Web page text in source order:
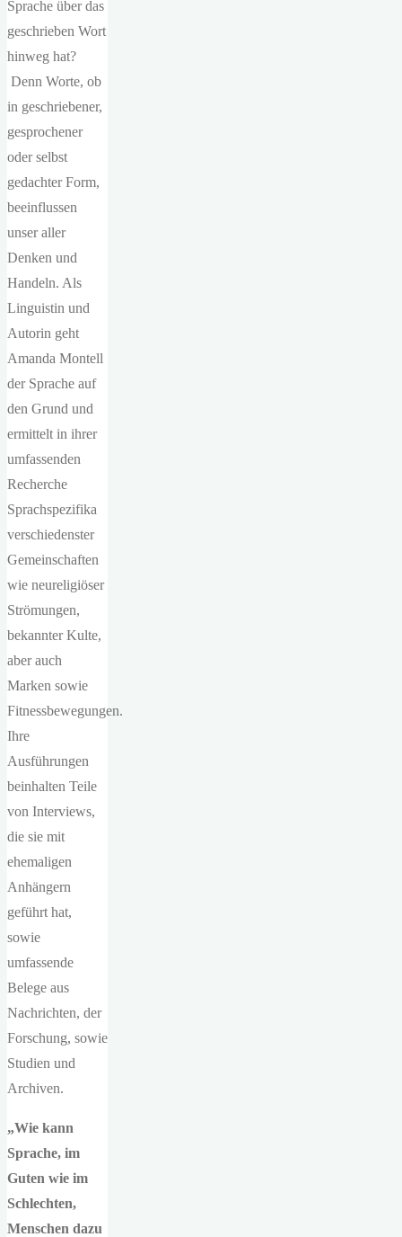
Sprache über das
geschrieben Wort
hinweg hat?
Denn Worte, ob
in geschriebener,
gesprochener
oder selbst
gedachter Form,
beeinflussen
unser aller
Denken und
Handeln. Als
Linguistin und
Autorin geht
Amanda Montell
der Sprache auf
den Grund und
ermittelt in ihrer
umfassenden
Recherche
Sprachspezifika
verschiedenster
Gemeinschaften
wie neureligiöser
Strömungen,
bekannter Kulte,
aber auch
Marken sowie
Fitnessbewegungen.
Ihre
Ausführungen
beinhalten Teile
von Interviews,
die sie mit
ehemaligen
Anhängern
geführt hat,
sowie
umfassende
Belege aus
Nachrichten, der
Forschung, sowie
Studien und
Archiven.
„Wie kann
Sprache, im
Guten wie im
Schlechten,
Menschen dazu